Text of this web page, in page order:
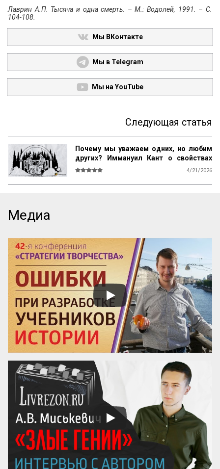
Лаврин А.П. Тысяча и одна смерть. – М.: Водолей, 1991. – С.
104-108.
Мы ВКонтакте
Мы в Telegram
Мы на YouTube
Следующая статья
Почему мы уважаем одних, но любим
других? Иммануил Кант о свойствах
возвышенного и прекрасного
4/21/2026
добродетель бургомистра. Правдивость
и честность просты и благородны, шутка
и угодливая лесть тонки и красивы.
Учтивость украшение добродетели.
Бескорыстное служебное рвение
благородно, утонченность и вежливость
прекрасны. Возвышенные свойства
внушают уважение, прекрасные любовь.
Люди, чувство которых обращено
преимущественно на прекрасное, ищут
себе честных, вер...
Медиа